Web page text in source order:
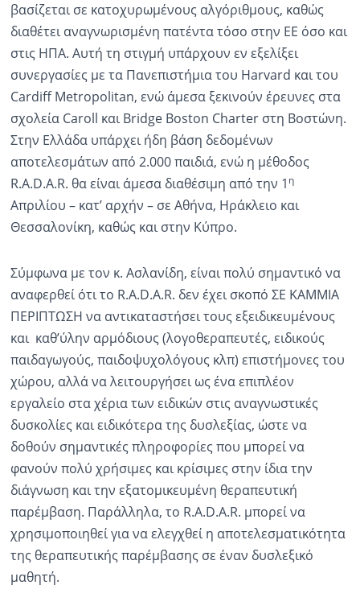
βασίζεται σε κατοχυρωμένους αλγόριθμους, καθώς
διαθέτει αναγνωρισμένη πατέντα τόσο στην ΕΕ όσο και
στις ΗΠΑ. Αυτή τη στιγμή υπάρχουν εν εξελίξει
συνεργασίες με τα Πανεπιστήμια του Harvard και του
Cardiff Metropolitan, ενώ άμεσα ξεκινούν έρευνες στα
σχολεία Caroll και Bridge Boston Charter στη Βοστώνη.
Στην Ελλάδα υπάρχει ήδη βάση δεδομένων
αποτελεσμάτων από 2.000 παιδιά, ενώ η μέθοδος
R.A.D.A.R. θα είναι άμεσα διαθέσιμη από την 1 η
Απριλίου – κατ’ αρχήν – σε Αθήνα, Ηράκλειο και
Θεσσαλονίκη, καθώς και στην Κύπρο.
Σύμφωνα με τον κ. Ασλανίδη, είναι πολύ σημαντικό να
αναφερθεί ότι το R.A.D.A.R. δεν έχει σκοπό ΣΕ ΚΑΜΜΙΑ
ΠΕΡΙΠΤΩΣΗ να αντικαταστήσει τους εξειδικευμένους
και καθ’ύλην αρμόδιους (λογοθεραπευτές, ειδικούς
παιδαγωγούς, παιδοψυχολόγους κλπ) επιστήμονες του
χώρου, αλλά να λειτουργήσει ως ένα επιπλέον
εργαλείο στα χέρια των ειδικών στις αναγνωστικές
δυσκολίες και ειδικότερα της δυσλεξίας, ώστε να
δοθούν σημαντικές πληροφορίες που μπορεί να
φανούν πολύ χρήσιμες και κρίσιμες στην ίδια την
διάγνωση και την εξατομικευμένη θεραπευτική
παρέμβαση. Παράλληλα, το R.A.D.A.R. μπορεί να
χρησιμοποιηθεί για να ελεγχθεί η αποτελεσματικότητα
της θεραπευτικής παρέμβασης σε έναν δυσλεξικό
μαθητή.